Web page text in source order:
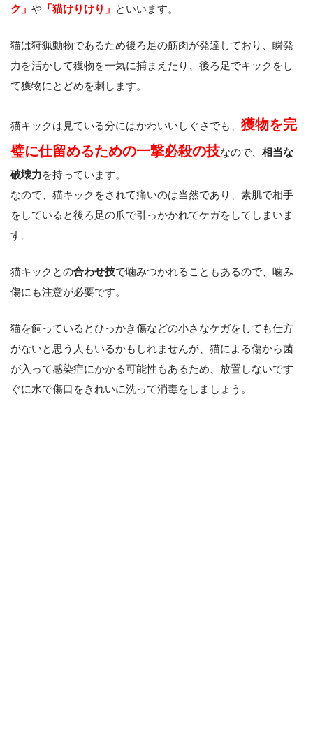
ク」 や 「猫けりけり」 といいます。
猫は狩猟動物であるため後ろ足の筋肉が発達しており、瞬発
力を活かして獲物を一気に捕まえたり、後ろ足でキックをし
て獲物にとどめを刺します。
猫キックは見ている分にはかわいいしぐさでも、 獲物を完
璧に仕留めるための一撃必殺の技なので、 相当な
破壊力を持っています。
なので、猫キックをされて痛いのは当然であり、素肌で相手
をしていると後ろ足の爪で引っかかれてケガをしてしまいま
す。
猫キックとの合わせ技で噛みつかれることもあるので、噛み
傷にも注意が必要です。
猫を飼っているとひっかき傷などの小さなケガをしても仕方
がないと思う人もいるかもしれませんが、猫による傷から菌
が入って感染症にかかる可能性もあるため、放置しないです
ぐに水で傷口をきれいに洗って消毒をしましょう。